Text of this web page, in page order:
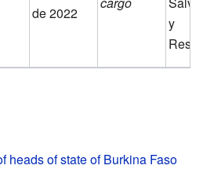
de 2022
y
heads of state of Burkina Faso